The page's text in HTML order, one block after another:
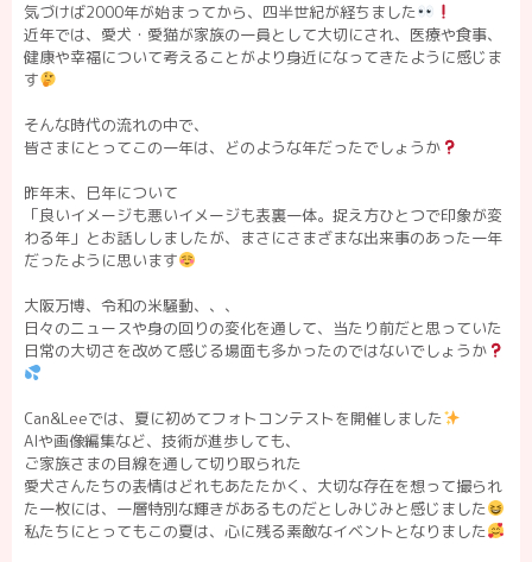
気づけば2000年が始まってから、四半世紀が経ちました
近年では、愛犬・愛猫が家族の一員として大切にされ、医療や食事、
健康や幸福について考えることがより身近になってきたように感じま
す
そんな時代の流れの中で、
皆さまにとってこの一年は、どのような年だったでしょうか
昨年末、巳年について
「良いイメージも悪いイメージも表裏一体。捉え方ひとつで印象が変
わる年」とお話ししましたが、まさにさまざまな出来事のあった一年
だったように思います
大阪万博、令和の米騒動、、、
日々のニュースや身の回りの変化を通して、当たり前だと思っていた
日常の大切さを改めて感じる場面も多かったのではないでしょうか
Can&Leeでは、夏に初めてフォトコンテストを開催しました
AIや画像編集など、技術が進歩しても、
ご家族さまの目線を通して切り取られた
愛犬さんたちの表情はどれもあたたかく、大切な存在を想って撮られ
た一枚には、一層特別な輝きがあるものだとしみじみと感じました
私たちにとってもこの夏は、心に残る素敵なイベントとなりました